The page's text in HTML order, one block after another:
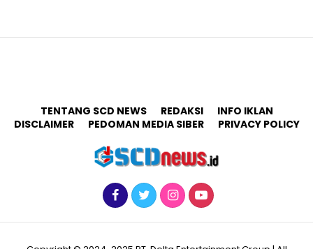
TENTANG SCD NEWS REDAKSI
INFO IKLAN
DISCLAIMER
PEDOMAN MEDIA SIBER PRIVACY POLICY